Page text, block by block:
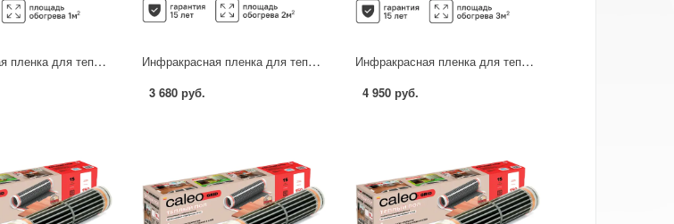
Инфракрасная пленка для теплого пола Caleo Grid 1 м2 150 Вт Инфракрасная пленка для теплого пола Caleo Grid 2 м2 300 Вт
3 680 руб.
Инфракрасная пленка для теплого пола Caleo Grid 3 м2 450 Вт
4 950 руб.